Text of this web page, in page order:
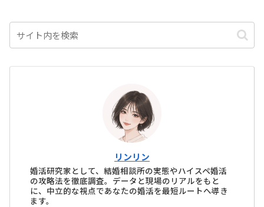
リンリン
婚活研究家として、結婚相談所の実態やハイスペ婚活
の攻略法を徹底調査。データと現場のリアルをもと
に、中立的な視点であなたの婚活を最短ルートへ導き
ます。